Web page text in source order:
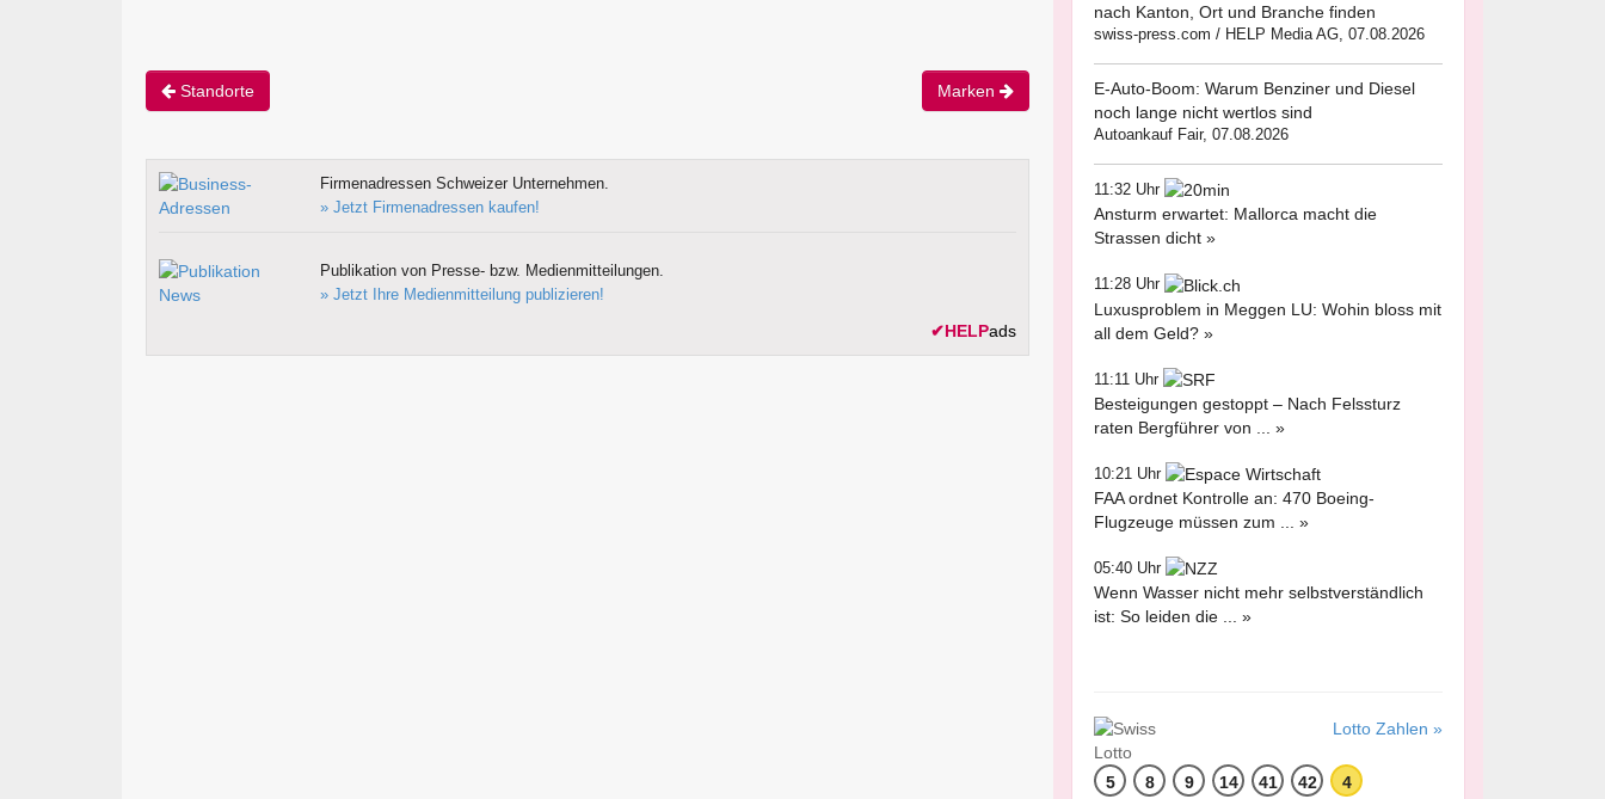
Standorte Marken
Firmenadressen Schweizer Unternehmen.
» Jetzt Firmenadressen kaufen!
Publikation von Presse- bzw. Medienmitteilungen.
» Jetzt Ihre Medienmitteilung publizieren!
✔HELPads
nach Kanton, Ort und Branche finden
swiss-press.com / HELP Media AG, 07.08.2026
E-Auto-Boom: Warum Benziner und Diesel
noch lange nicht wertlos sind
Autoankauf Fair, 07.08.2026
11:32 Uhr
Ansturm erwartet: Mallorca macht die
Strassen dicht »
11:28 Uhr
Luxusproblem in Meggen LU: Wohin bloss mit
all dem Geld? »
11:11 Uhr
Besteigungen gestoppt – Nach Felssturz
raten Bergführer von ... »
10:21 Uhr
FAA ordnet Kontrolle an: 470 Boeing-
Flugzeuge müssen zum ... »
05:40 Uhr
Wenn Wasser nicht mehr selbstverständlich
ist: So leiden die ... »
Lotto Zahlen »
5 8 9 14 41 42 4